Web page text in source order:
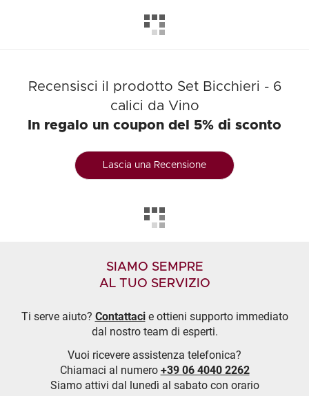
Recensisci il prodotto Set Bicchieri - 6
calici da Vino
In regalo un coupon del 5% di sconto
Lascia una Recensione
SIAMO SEMPRE
AL TUO SERVIZIO
Ti serve aiuto? Contattacie ottieni supporto immediato
dal nostro team di esperti.
Vuoi ricevere assistenza telefonica?
Chiamaci al numero +39 06 4040 2262
Siamo attivi dal lunedì al sabato con orario